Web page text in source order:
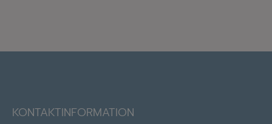
KONTAKTINFORMATION